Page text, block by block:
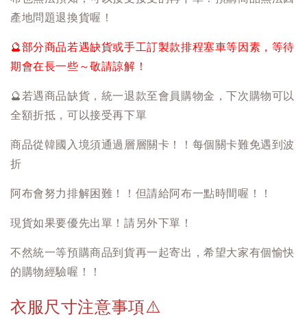
產地問題退換貨喔！
🔮部分商品若遇缺貨或手工訂製款排程塞車等因素，等待
期會在長一些～敬請諒解！
🔮 若遇商品缺貨，統一退款至會員購物金，下次購物可以
全額折抵，可以接受再下單
商品從韓國入境須通過層層關卡！！每個關卡難免遇到波
折
阿布會努力排解困難！！但請給阿布一點時間喔！！
現貨如果要優先出單！請另外下單！
不然統一等預購商品到貨再一起寄出，希望大家有個愉快
的購物經驗喔！！
衣服尺寸注意事項⚠️